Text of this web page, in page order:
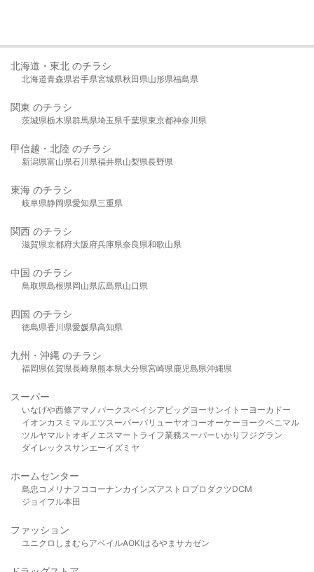
北海道・東北 のチラシ
北海道青森県岩手県宮城県秋田県山形県福島県
関東 のチラシ
茨城県栃木県群馬県埼玉県千葉県東京都神奈川県
甲信越・北陸 のチラシ
新潟県富山県石川県福井県山梨県長野県
東海 のチラシ
岐阜県静岡県愛知県三重県
関西 のチラシ
滋賀県京都府大阪府兵庫県奈良県和歌山県
中国 のチラシ
鳥取県島根県岡山県広島県山口県
四国 のチラシ
徳島県香川県愛媛県高知県
九州・沖縄 のチラシ
福岡県佐賀県長崎県熊本県大分県宮崎県鹿児島県沖縄県
スーパー
いなげや西條アマノパークスベイシア ビッグヨーサンイトーヨーカドー
イオンカスミ マルエツスーパーバリューヤオコーオーケー ヨークベニマル
ツルヤマルト オギノ エスマート ライフ業務スーパーいかり フジグラン
ダイレックスサンエーイズミヤ
ホームセンター
島忠 コメリ ナフコ コーナンカインズアストロプロダクツDCM
ジョイフル本田
ファッション
ユニクロ しまむら アベイルAOKIはるやま サカゼン